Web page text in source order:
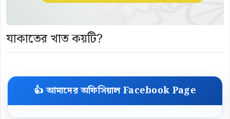
যাকাতের খাত কয়টি?
👍 আমাদের অফিসিয়াল Facebook Page